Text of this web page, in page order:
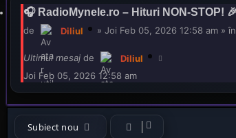
🎧 RadioMynele.ro – Hituri NON-STOP!
de Diliul » Joi Feb 05, 2026 12:58 am » în
Ultimul mesaj de
Diliul
Joi Feb 05, 2026 12:58 am
Subiect nou